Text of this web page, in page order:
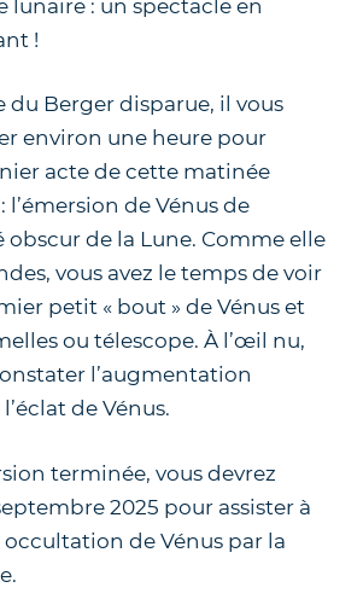
lunaire : un spectacle en
!
du Berger disparue, il vous
environ une heure pour
acte de cette matinée
de Vénus de
obscur de la Lune. Comme elle
vous avez le temps de voir
petit « bout » de Vénus et
ou télescope. À l’œil nu,
l’augmentation
de Vénus.
terminée, vous devrez
2025 pour assister à
occultation de Vénus par la